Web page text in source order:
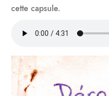
cette capsule.